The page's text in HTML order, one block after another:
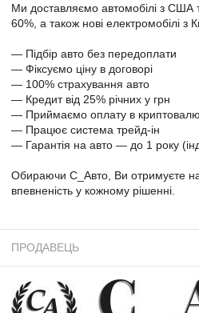
Ми доставляємо автомобілі з США
60%, а також нові електромобілі з
— Підбір авто без передоплати
— Фіксуємо ціну в договорі
— 100% страхування авто
— Кредит від 25% річних у грн
— Приймаємо оплату в
— Працює система трейд-ін
— Гарантія на авто — до 1 року
Обираючи С_Авто, Ви отримуєте
впевненість у кожному рішенні.
ПРОДАВЕЦЬ